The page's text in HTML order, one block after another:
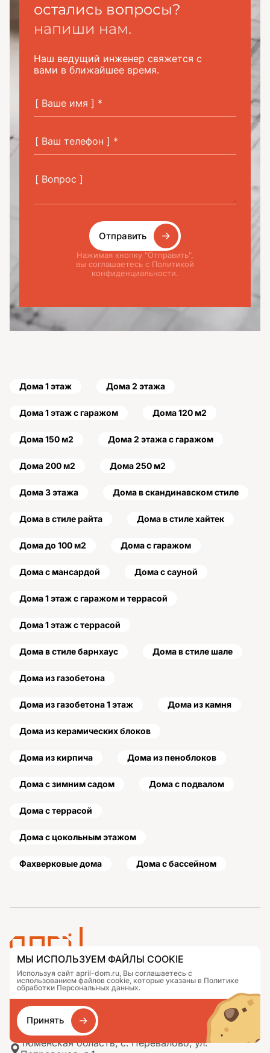
остались вопросы?
напиши нам.
Наш ведущий инженер свяжется с
вами в ближайшее время.
Отправить
Нажимая кнопку "Отправить",
вы соглашаетесь с Политикой
конфиденциальности.
Дома 1 этаж Дома 2 этажа
Дома 1 этаж с гаражом Дома 120 м2
Дома 150 м2 Дома 2 этажа с гаражом
Дома 200 м2 Дома 250 м2
Дома 3 этажа Дома в скандинавском стиле
Дома в стиле райта Дома в стиле хайтек
Дома до 100 м2 Дома с гаражом
Дома с мансардой Дома с сауной
Дома 1 этаж с гаражом и террасой
Дома 1 этаж с террасой
Дома в стиле барнхаус Дома в стиле шале
Дома из газобетона
Дома из газобетона 1 этаж Дома из камня
Дома из керамических блоков
Дома из кирпича Дома из пеноблоков
Дома с зимним садом Дома с подвалом
Дома с террасой
Дома с цокольным этажом
Фахверковые дома Дома с бассейном
Проекты
Подобрать дом
Портфолио
О компании
Сравнение
Контакты
Журнал
Как заказать
Тюменская область, с. Перевалово, ул.
МЫ ИСПОЛЬЗУЕМ ФАЙЛЫ COOKIE
Используя сайт april-dom.ru, Вы соглашаетесь с
использованием файлов cookie, которые указаны в Политике
обработки Персональных данных.
Принять